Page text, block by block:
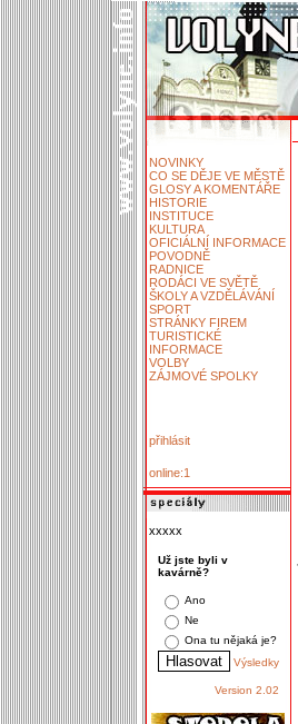
NOVINKY
CO SE DĚJE VE MĚSTĚ
GLOSY A KOMENTÁŘE
HISTORIE
INSTITUCE
KULTURA
OFICIÁLNÍ INFORMACE
POVODNĚ
RADNICE
RODÁCI VE SVĚTĚ
ŠKOLY A VZDĚLÁVÁNÍ
SPORT
STRÁNKY FIREM
TURISTICKÉ
INFORMACE
VOLBY
ZÁJMOVÉ SPOLKY
přihlásit
online:1
xxxxx
Už jste byli v
kavárně?
Ano
Ne
Ona tu nějaká je?
Výsledky
Version 2.02